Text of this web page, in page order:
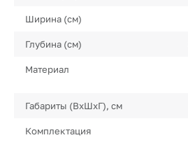
Ширина (см)
Глубина (см)
Материал
Габариты (ВхШхГ), см
Комплектация